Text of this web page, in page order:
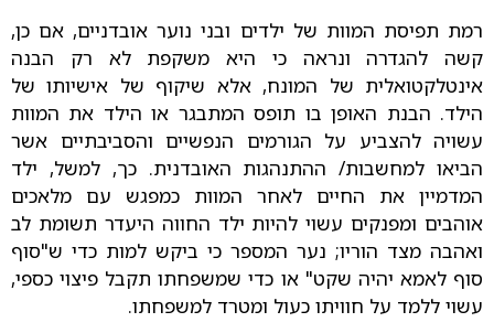
רמת תפיסת המוות של ילדים ובני נוער אובדניים, אם כן,
קשה להגדרה ונראה כי היא משקפת לא רק הבנה
אינטלקטואלית של המונח, אלא שיקוף של אישיותו של
הילד. הבנת האופן בו תופס המתבגר או הילד את המוות
עשויה להצביע על הגורמים הנפשיים והסביבתיים אשר
הביאו למחשבות/ ההתנהגות האובדנית. כך, למשל, ילד
המדמיין את החיים לאחר המוות כמפגש עם מלאכים
אוהבים ומפנקים עשוי להיות ילד החווה היעדר תשומת לב
ואהבה מצד הוריו; נער המספר כי ביקש למות כדי ש"סוף
סוף לאמא יהיה שקט" או כדי שמשפחתו תקבל פיצוי כספי,
עשוי ללמד על חוויתו כעול ומטרד למשפחתו.